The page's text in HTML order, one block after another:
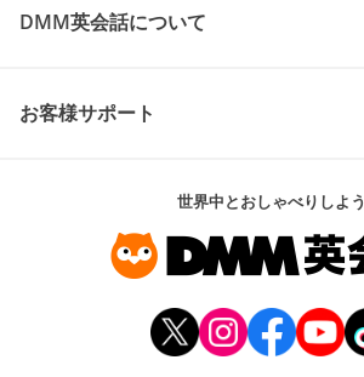
DMM英会話について
お客様サポート
世界中とおしゃべりしよう